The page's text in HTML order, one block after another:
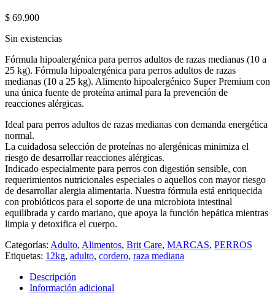
$ 69.900
Sin existencias
Fórmula hipoalergénica para perros adultos de razas medianas (10 a
25 kg). Fórmula hipoalergénica para perros adultos de razas
medianas (10 a 25 kg). Alimento hipoalergénico Super Premium con
una única fuente de proteína animal para la prevención de
reacciones alérgicas.
Ideal para perros adultos de razas medianas con demanda energética
normal.
La cuidadosa selección de proteínas no alergénicas minimiza el
riesgo de desarrollar reacciones alérgicas.
Indicado especialmente para perros con digestión sensible, con
requerimientos nutricionales especiales o aquellos con mayor riesgo
de desarrollar alergia alimentaria. Nuestra fórmula está enriquecida
con probióticos para el soporte de una microbiota intestinal
equilibrada y cardo mariano, que apoya la función hepática mientras
limpia y detoxifica el cuerpo.
Categorías: Adulto, Alimentos, Brit Care, MARCAS, PERROS
Etiquetas: 12kg, adulto, cordero, raza mediana
Descripción
Información adicional